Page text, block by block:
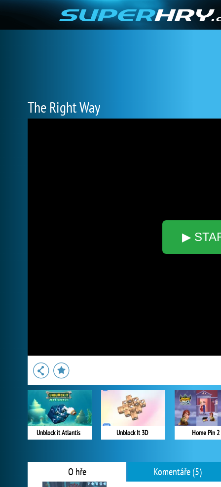
The Right Way
▶
Unblock it Atlantis Unblock It 3D Home Pin 2
O hře Komentáře (5)